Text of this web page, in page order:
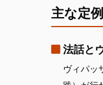
主な定
法話と
ヴィパッ